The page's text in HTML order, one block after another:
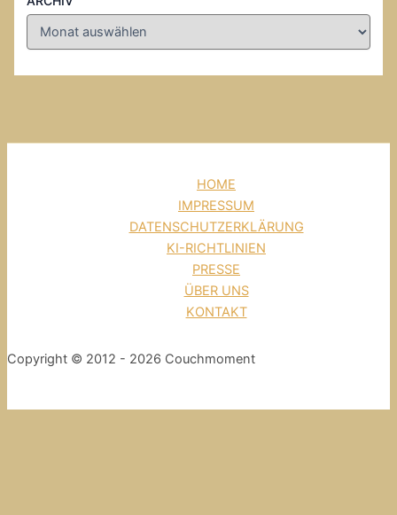
HOME
IMPRESSUM
DATENSCHUTZERKLÄRUNG
KI-RICHTLINIEN
PRESSE
ÜBER UNS
KONTAKT
Copyright © 2012 - 2026 Couchmoment